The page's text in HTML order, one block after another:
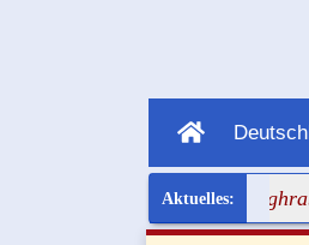
Bild von Dalal Mughrabi